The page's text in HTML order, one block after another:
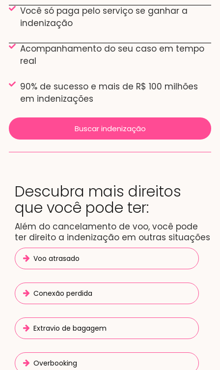
Você só paga pelo serviço se ganhar a
indenização
Acompanhamento do seu caso em tempo
real
90% de sucesso e mais de R$ 100 milhões
em indenizações
Buscar indenização
Descubra mais direitos
que você pode ter:
Além do cancelamento de voo, você pode
ter direito a indenização em outras situações
Voo atrasado
Conexão perdida
Extravio de bagagem
Overbooking